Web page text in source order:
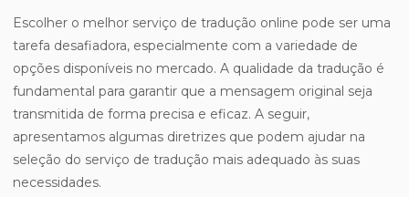
Escolher o melhor serviço de tradução online pode ser uma
tarefa desafiadora, especialmente com a variedade de
opções disponíveis no mercado. A qualidade da tradução é
fundamental para garantir que a mensagem original seja
transmitida de forma precisa e eficaz. A seguir,
apresentamos algumas diretrizes que podem ajudar na
seleção do serviço de tradução mais adequado às suas
necessidades.